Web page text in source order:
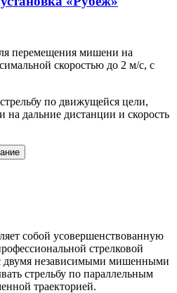
перемещения мишени на
скоростью до 2 м/с, с
по движущейся цели,
на дальние дистанции и скорость
собой усовершенствованную
стрелковой
двумя независимыми мишенными
стрельбу по параллельным
траекторией.